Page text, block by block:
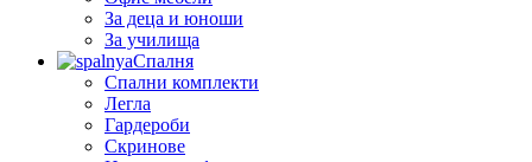
За деца и юноши
За училища
Спалня
Спални комплекти
Легла
Гардероби
Скринове